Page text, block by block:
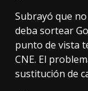
Subrayó que
deba sortear
punto de vista
CNE. El
sustitución de